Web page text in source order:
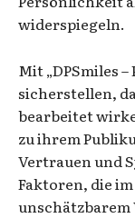
widerspiegeln.
Mit „DPSmiles
sicherstellen,
bearbeitet
zu ihrem
Vertrauen und
Faktoren, die
unschätzbarem